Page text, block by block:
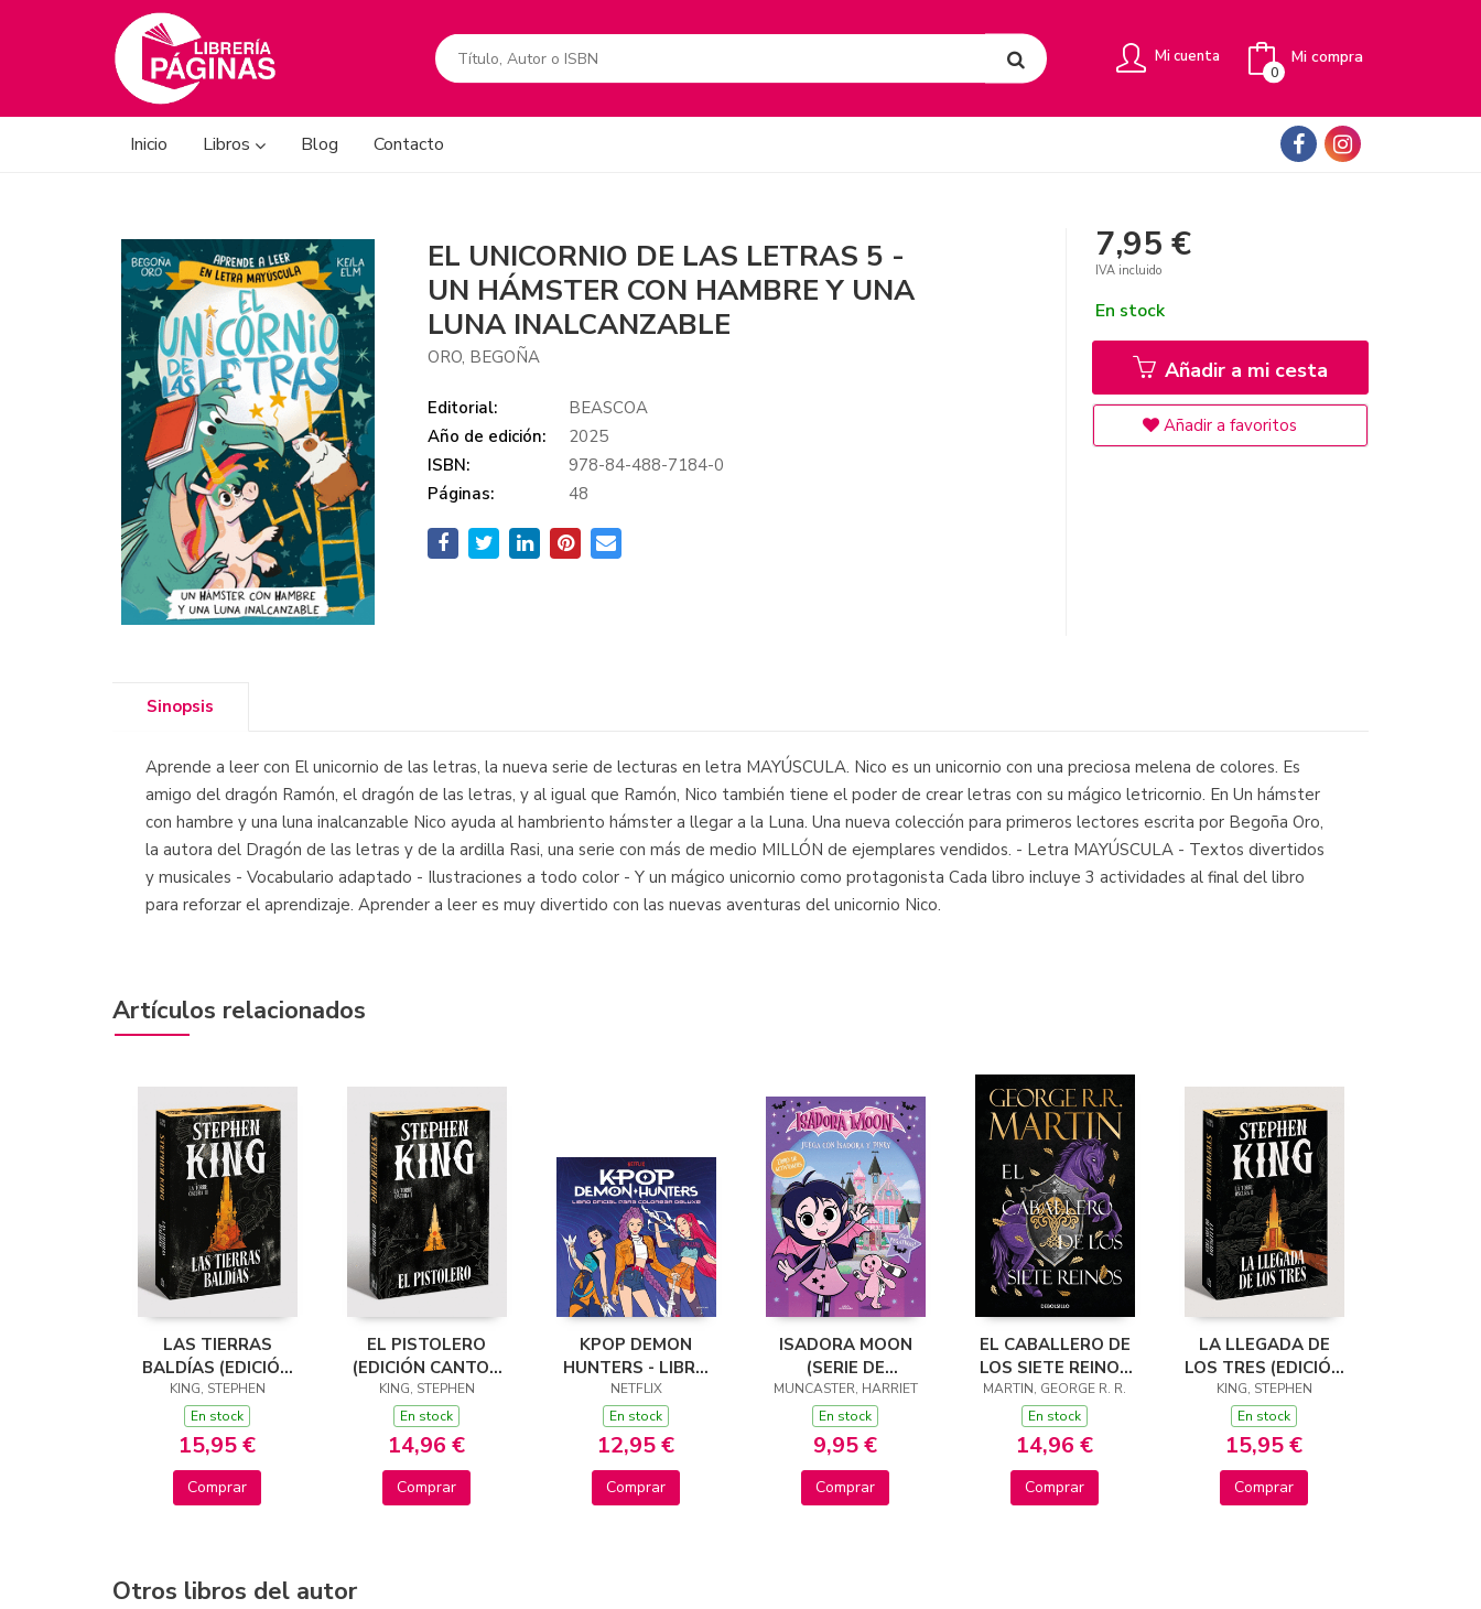
Mi cuenta Mi compra
0
Inicio Libros Blog Contacto
EL UNICORNIO DE LAS LETRAS 5 -
UN HÁMSTER CON HAMBRE Y UNA
LUNA INALCANZABLE
ORO, BEGOÑA
Editorial:
BEASCOA
Año de edición:
2025
ISBN:
978-84-488-7184-0
Páginas:
48
7,95 €
IVA incluido
En stock
Añadir a mi cesta
Añadir a favoritos
Sinopsis
Aprende a leer con El unicornio de las letras, la nueva serie de lecturas en letra MAYÚSCULA. Nico es un unicornio con una preciosa melena de colores. Es
amigo del dragón Ramón, el dragón de las letras, y al igual que Ramón, Nico también tiene el poder de crear letras con su mágico letricornio. En Un hámster
con hambre y una luna inalcanzable Nico ayuda al hambriento hámster a llegar a la Luna. Una nueva colección para primeros lectores escrita por Begoña Oro,
la autora del Dragón de las letras y de la ardilla Rasi, una serie con más de medio MILLÓN de ejemplares vendidos. - Letra MAYÚSCULA - Textos divertidos
y musicales - Vocabulario adaptado - Ilustraciones a todo color - Y un mágico unicornio como protagonista Cada libro incluye 3 actividades al final del libro
para reforzar el aprendizaje. Aprender a leer es muy divertido con las nuevas aventuras del unicornio Nico.
Artículos relacionados
LAS TIERRAS
BALDÍAS (EDICIÓN
CANTOS
TINTADOS) (LA
TORRE OSCURA 3)
KING, STEPHEN
En stock
15,95 €
Comprar
EL PISTOLERO
(EDICIÓN CANTOS
TINTADOS) (LA
TORRE OSCURA 1)
KING, STEPHEN
En stock
14,96 €
Comprar
KPOP DEMON
HUNTERS - LIBRO
OFICIAL PARA
COLOREAR DELUXE
NETFLIX
En stock
12,95 €
Comprar
ISADORA MOON
(SERIE DE
TELEVISIÓN) -
JUEGA CON
ISADORA Y PINKY
MUNCASTER, HARRIET
En stock
9,95 €
Comprar
EL CABALLERO DE
LOS SIETE REINOS
(CANCIÓN DE HIELO
Y FUEGO)
MARTIN, GEORGE R. R.
En stock
14,96 €
Comprar
LA LLEGADA DE
LOS TRES (EDICIÓN
CANTOS
TINTADOS) (LA
TORRE OSCURA 2)
KING, STEPHEN
En stock
15,95 €
Comprar
Otros libros del autor